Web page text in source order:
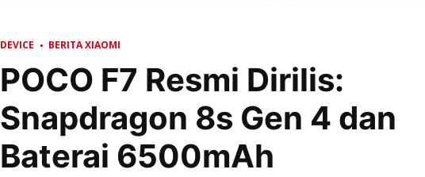
DEVICE BERITA XIAOMI
POCO F7 Resmi Dirilis:
Snapdragon 8s Gen 4 dan
Baterai 6500mAh